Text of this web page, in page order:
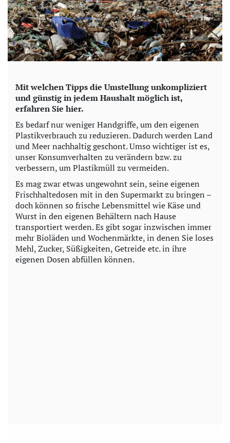
e
o
Mit welchen Tipps die Umstellung unkompliziert
und günstig in jedem Haushalt möglich ist,
erfahren Sie hier.
Es bedarf nur weniger Handgriffe, um den eigenen
Plastikverbrauch zu reduzieren. Dadurch werden Land
und Meer nachhaltig geschont. Umso wichtiger ist es,
unser Konsumverhalten zu verändern bzw. zu
verbessern, um Plastikmüll zu vermeiden.
Es mag zwar etwas ungewohnt sein, seine eigenen
Frischhaltedosen mit in den Supermarkt zu bringen –
doch können so frische Lebensmittel wie Käse und
Wurst in den eigenen Behältern nach Hause
transportiert werden. Es gibt sogar inzwischen immer
mehr Bioläden und Wochenmärkte, in denen Sie loses
Mehl, Zucker, Süßigkeiten, Getreide etc. in ihre
eigenen Dosen abfüllen können.